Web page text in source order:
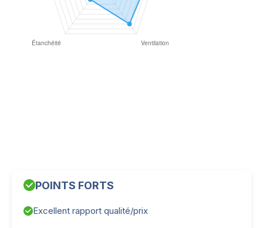
POINTS FORTS
Excellent rapport qualité/prix